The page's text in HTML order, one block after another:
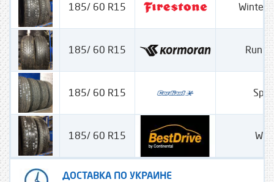
185/ 60 R15
185/ 60 R15 Run
185/ 60 R15
185/ 60 R15
ДОСТАВКА ПО УКРАИНЕ